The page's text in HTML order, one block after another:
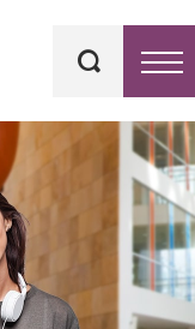
kluczowe